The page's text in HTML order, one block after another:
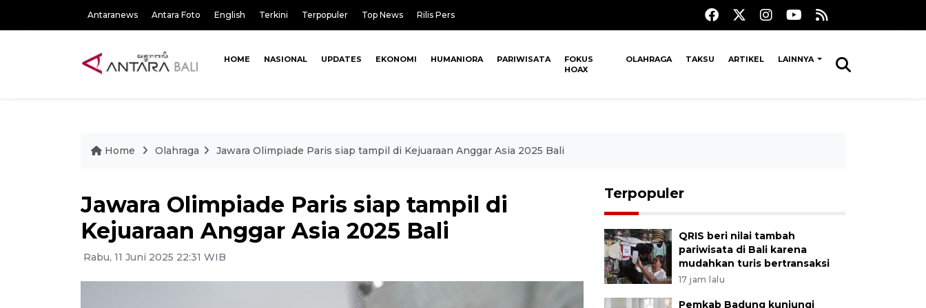
Antaranews Antara Foto English Terkini Terpopuler Top News Rilis Pers
HOME NASIONAL UPDATES EKONOMI HUMANIORA PARIWISATA
FOKUS
HOAX
OLAHRAGA TAKSU ARTIKEL LAINNYA
Home Olahraga Jawara Olimpiade Paris siap tampil di Kejuaraan Anggar Asia 2025 Bali
Jawara Olimpiade Paris siap tampil di
Kejuaraan Anggar Asia 2025 Bali
Rabu, 11 Juni 2025 22:31 WIB
Terpopuler
QRIS beri nilai tambah
pariwisata di Bali karena
mudahkan turis bertransaksi
17 jam lalu
Pemkab Badung kunjungi